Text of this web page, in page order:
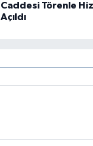
Caddesi Törenle
Açıldı